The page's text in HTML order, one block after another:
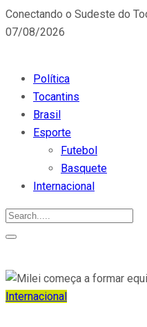
Conectando o Sudeste do
07/08/2026
Política
Tocantins
Brasil
Esporte
Futebol
Basquete
Internacional
Internacional